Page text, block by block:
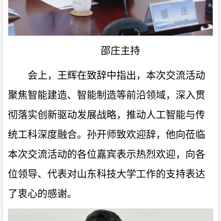
邵庄主持
会上，王辉在致辞中指出，本次交流活动
聚焦智能建造、智能制造等前沿领域，深入贯
彻落实创新驱动发展战略，推动人工智能与传
统工科深度融合。孙开师致欢迎辞，他向莅临
本次交流活动的各位嘉宾表示热烈欢迎，向各
位领导、代表对山东科技大学工作的支持表达
了衷心的感谢。